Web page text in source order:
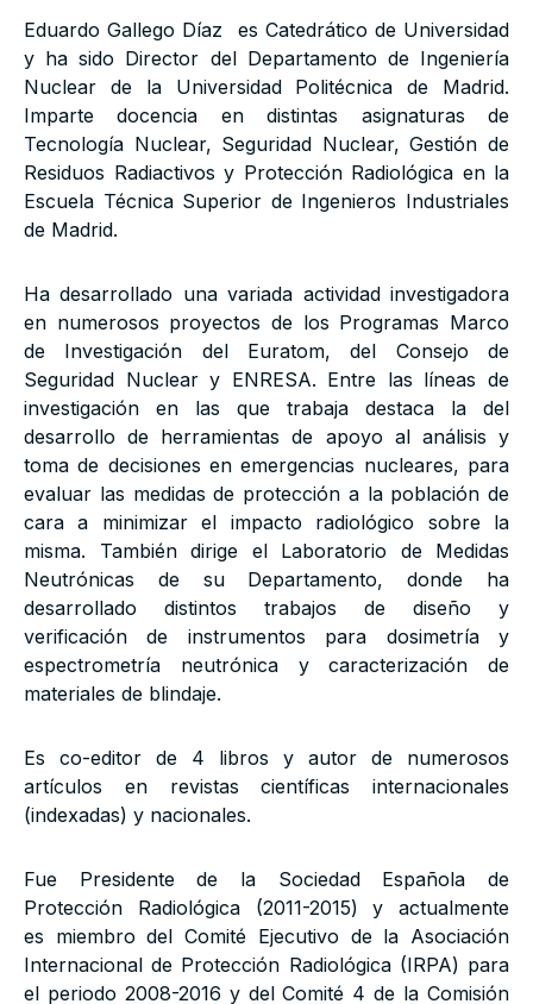
Eduardo Gallego Díaz es Catedrático de Universidad
y ha sido Director del Departamento de Ingeniería
Nuclear de la Universidad Politécnica de Madrid.
Imparte docencia en distintas asignaturas de
Tecnología Nuclear, Seguridad Nuclear, Gestión de
Residuos Radiactivos y Protección Radiológica en la
Escuela Técnica Superior de Ingenieros Industriales
de Madrid.
Ha desarrollado una variada actividad investigadora
en numerosos proyectos de los Programas Marco
de Investigación del Euratom, del Consejo de
Seguridad Nuclear y ENRESA. Entre las líneas de
investigación en las que trabaja destaca la del
desarrollo de herramientas de apoyo al análisis y
toma de decisiones en emergencias nucleares, para
evaluar las medidas de protección a la población de
cara a minimizar el impacto radiológico sobre la
misma. También dirige el Laboratorio de Medidas
Neutrónicas de su Departamento, donde ha
desarrollado distintos trabajos de diseño y
verificación de instrumentos para dosimetría y
espectrometría neutrónica y caracterización de
materiales de blindaje.
Es co-editor de 4 libros y autor de numerosos
artículos en revistas científicas internacionales
(indexadas) y nacionales.
Fue Presidente de la Sociedad Española de
Protección Radiológica (2011-2015) y actualmente
es miembro del Comité Ejecutivo de la Asociación
Internacional de Protección Radiológica (IRPA) para
el periodo 2008-2016 y del Comité 4 de la Comisión